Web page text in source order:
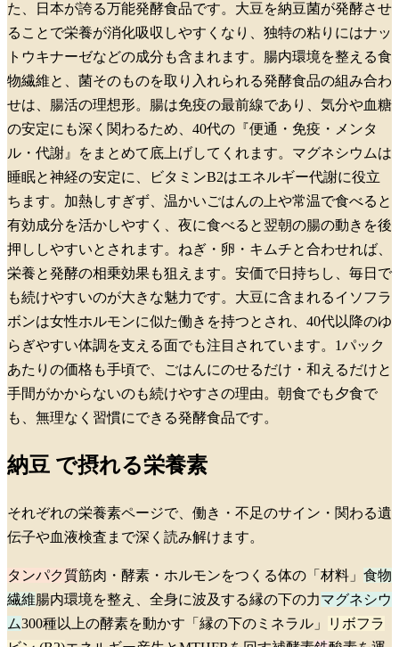
た、日本が誇る万能発酵食品です。大豆を納豆菌が発酵させ
ることで栄養が消化吸収しやすくなり、独特の粘りにはナッ
トウキナーゼなどの成分も含まれます。腸内環境を整える食
物繊維と、菌そのものを取り入れられる発酵食品の組み合わ
せは、腸活の理想形。腸は免疫の最前線であり、気分や血糖
の安定にも深く関わるため、40代の『便通・免疫・メンタ
ル・代謝』をまとめて底上げしてくれます。マグネシウムは
睡眠と神経の安定に、ビタミンB2はエネルギー代謝に役立
ちます。加熱しすぎず、温かいごはんの上や常温で食べると
有効成分を活かしやすく、夜に食べると翌朝の腸の動きを後
押ししやすいとされます。ねぎ・卵・キムチと合わせれば、
栄養と発酵の相乗効果も狙えます。安価で日持ちし、毎日で
も続けやすいのが大きな魅力です。大豆に含まれるイソフラ
ボンは女性ホルモンに似た働きを持つとされ、40代以降のゆ
らぎやすい体調を支える面でも注目されています。1パック
あたりの価格も手頃で、ごはんにのせるだけ・和えるだけと
手間がかからないのも続けやすさの理由。朝食でも夕食で
も、無理なく習慣にできる発酵食品です。
納豆 で摂れる栄養素
それぞれの栄養素ページで、働き・不足のサイン・関わる遺
伝子や血液検査まで深く読み解けます。
タンパク質筋肉・酵素・ホルモンをつくる体の「材料」 食物
繊維腸内環境を整え、全身に波及する縁の下の力マグネシウ
ム300種以上の酵素を動かす「縁の下のミネラル」
リボフラ